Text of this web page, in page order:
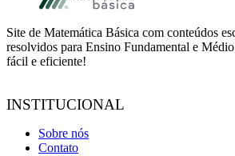
Site de Matemática Básica com conteúdos
resolvidos para Ensino Fundamental e
fácil e eficiente!
INSTITUCIONAL
Sobre nós
Contato